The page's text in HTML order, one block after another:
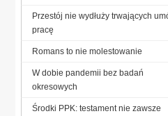
Przestój nie wydłuży trwających
pracę
Romans to nie molestowanie
W dobie pandemii bez badań
okresowych
Środki PPK: testament nie zawsze